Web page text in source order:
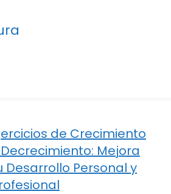
de Crecimiento
Mejora
Desarrollo Personal y